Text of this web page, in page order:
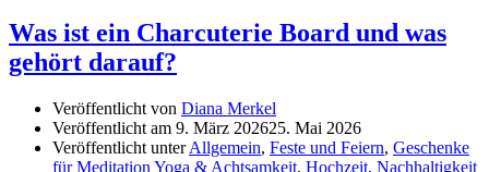
Was ist ein Charcuterie Board und was
gehört darauf?
Veröffentlicht von Diana Merkel
Veröffentlicht am 9. März 202625. Mai 2026
Veröffentlicht unterAllgemein, Feste und Feiern, Geschenke
für Meditation Yoga & Achtsamkeit, Hochzeit, Nachhaltigkeit